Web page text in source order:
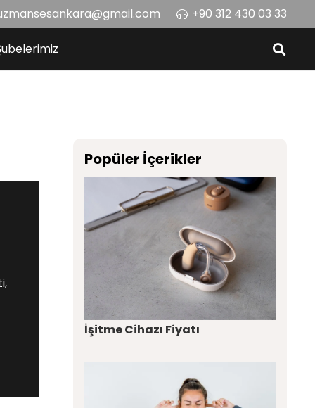
+90 312 430 03 33
Popüler İçerikler
İşitme Cihazı Fiyatı